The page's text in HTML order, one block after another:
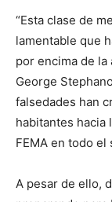
“Esta clase de
lamentable que
por encima de la
George
falsedades han
habitantes hacia
FEMA en todo
A pesar de ello,